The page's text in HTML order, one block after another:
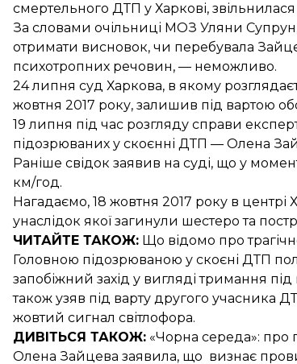
смертельного ДТП у Харкові,
За словами очільниці МОЗ Уляни
отримати висновок, чи перебувала
психотропних речовин, — неможливо.
24 липня суд Харкова, в якому
жовтня 2017 року, залишив під вартою
19 липня під час розгляду справи
підозрюваних у скоєнні ДТП — Олена
Раніше свідок заявив на суді, що у
км/год.
Нагадаємо, 18 жовтня 2017 року в
унаслідок якої загинули шестеро та
ЧИТАЙТЕ ТАКОЖ: Що відомо про
Головною підозрюваною у скоєні ДТП
запобіжний захід у виглядітримання під
також узяв під варту другого учасника
жовтий сигнал світлофора.
ДИВІТЬСЯ ТАКОЖ: «Чорна середа»: про
Олена Зайцева заявила, що визнає